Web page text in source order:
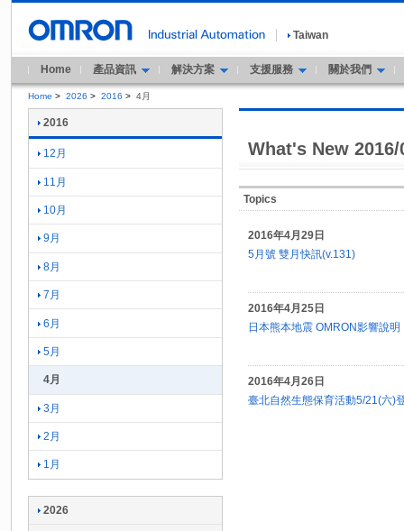
Taiwan
Home 產品資訊 解決方案 支援服務 關於我們
Home > 2026 > 2016 > 4月
What's New 2016/
Topics
2016年4月29日
5月號 雙月快訊(v.131)
2016年4月25日
日本熊本地震 OMRON影響說明
2016年4月26日
臺北自然生態保育活動5/21(六)
2016
12月
11月
10月
9月
8月
7月
6月
5月
4月
3月
2月
1月
2026